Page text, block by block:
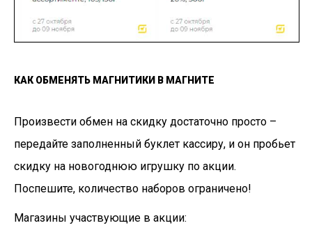
КАК ОБМЕНЯТЬ МАГНИТИКИ В МАГНИТЕ
Произвести обмен на скидку достаточно просто –
передайте заполненный буклет кассиру, и он пробьет
скидку на новогоднюю игрушку по акции.
Поспешите, количество наборов ограничено!
Магазины участвующие в акции: